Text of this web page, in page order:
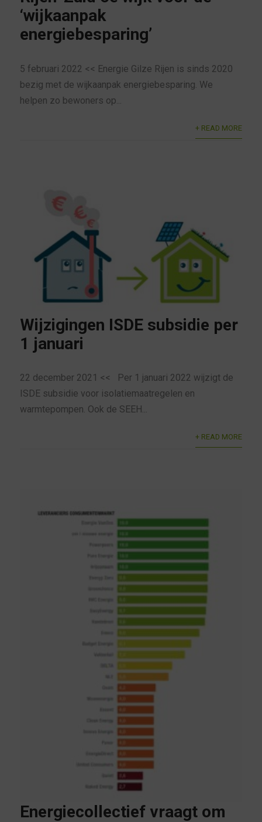
‘wijkaanpak
energiebesparing’
5 februari 2022 << Energie Gilze Rijen is sinds 2020
bezig met de wijkaanpak energiebesparing. We
helpen zo bewoners op...
+ READ MORE
Wijzigingen ISDE subsidie per
1 januari
22 december 2021 << Per 1 januari 2022 wijzigt de
ISDE subsidie voor isolatiemaatregelen en
warmtepompen. Ook de SEEH...
+ READ MORE
Energiecollectief vraagt om